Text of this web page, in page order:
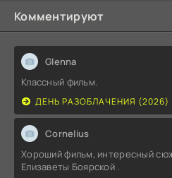
Комментируют
Glenna
Классный фильм.
ДЕНЬ РАЗОБЛАЧЕНИЯ (2026)
Cornelius
Хороший фильм, интересный
Елизаветы Боярской .